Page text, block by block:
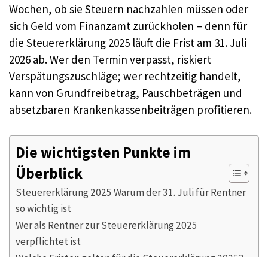
Wochen, ob sie Steuern nachzahlen müssen oder
sich Geld vom Finanzamt zurückholen – denn für
die Steuererklärung 2025 läuft die Frist am 31. Juli
2026 ab. Wer den Termin verpasst, riskiert
Verspätungszuschläge; wer rechtzeitig handelt,
kann von Grundfreibetrag, Pauschbeträgen und
absetzbaren Krankenkassenbeiträgen profitieren.
Die wichtigsten Punkte im
Überblick
Steuererklärung 2025 Warum der 31. Juli für Rentner
so wichtig ist
Wer als Rentner zur Steuererklärung 2025
verpflichtet ist